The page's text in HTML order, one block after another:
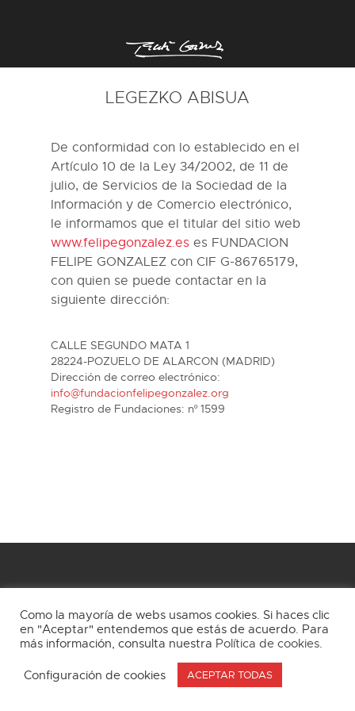
LEGEZKO ABISUA
De conformidad con lo establecido en el
Artículo 10 de la Ley 34/2002, de 11 de
julio, de Servicios de la Sociedad de la
Información y de Comercio electrónico,
le informamos que el titular del sitio web
www.felipegonzalez.es es FUNDACION
FELIPE GONZALEZ con CIF G-86765179,
con quien se puede contactar en la
siguiente dirección:
CALLE SEGUNDO MATA 1
28224-POZUELO DE ALARCON (MADRID)
Dirección de correo electrónico:
info@fundacionfelipegonzalez.org
Registro de Fundaciones: nº 1599
Legezko abisua
Jabetza intelektualari buruzko politika
Cookies
Como la mayoría de webs usamos cookies. Si haces clic
en "Aceptar" entendemos que estás de acuerdo. Para
más información, consulta nuestra Política de cookies.
Configuración de cookies ACEPTAR TODAS